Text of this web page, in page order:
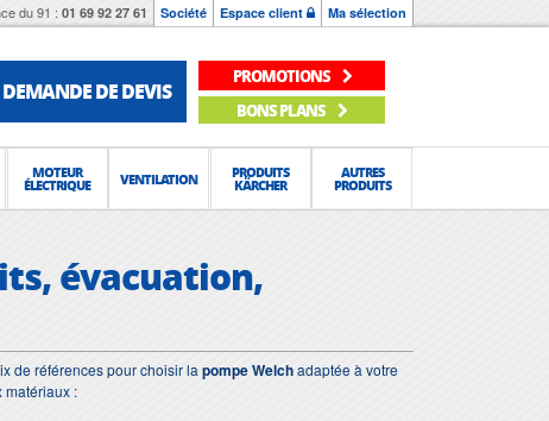
du 91 : 01 69 92 27 61 Société Espace client Ma sélection
DEMANDE DE DEVIS
PROMOTIONS
BONS PLANS
MOTEUR
ÉLECTRIQUE VENTILATION PRODUITS
KÄRCHER
AUTRES
PRODUITS
évacuation,
de références pour choisir la pompe Welchadaptée à votre
matériaux :